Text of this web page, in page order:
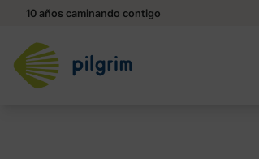
10 años caminando contigo